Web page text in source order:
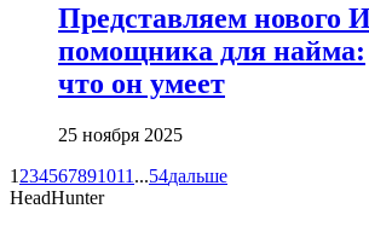
Представляем нового
помощника для найма:
что он умеет
25 ноября 2025
1 234567891011 ...54дальше
HeadHunter